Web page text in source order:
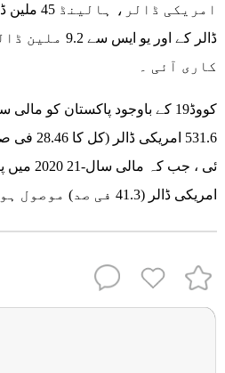
ڈالر کے اور یو
کاری آئی ۔
531.6
امریکی ڈالر (41.3 فی صد) موصول ہوئے۔